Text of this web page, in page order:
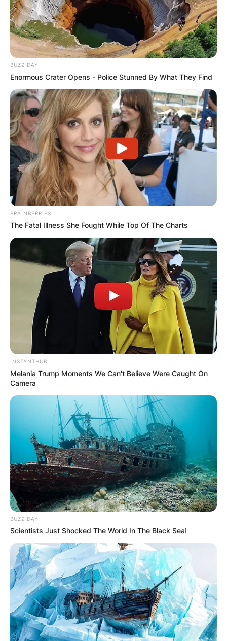
BUZZ DAY
Enormous Crater Opens - Police Stunned By What They Find
BRAINBERRIES
The Fatal Illness She Fought While Top Of The Charts
INSTANTHUB
Melania Trump Moments We Can't Believe Were Caught On
Camera
BUZZ DAY
Scientists Just Shocked The World In The Black Sea!